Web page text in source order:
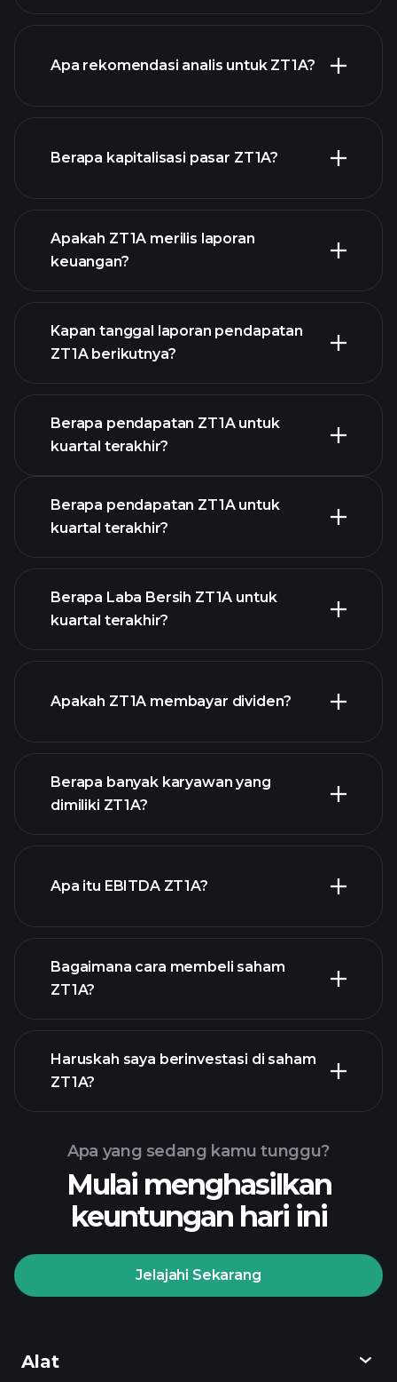
Apa rekomendasi analis untuk ZT1A?
Berapa kapitalisasi pasar ZT1A?
saham kami
Apakah ZT1A merilis laporan
keuangan?
keuangan ZT1A
Kapan tanggal laporan pendapatan
ZT1A berikutnya?
Berapa pendapatan ZT1A untuk
kuartal terakhir?
pendapatan ZT1A
Berapa pendapatan ZT1A untuk
kuartal terakhir?
keuangan
Berapa Laba Bersih ZT1A untuk
kuartal terakhir?
laporan keuangan
Apakah ZT1A membayar dividen?
Berapa banyak karyawan yang
dimiliki ZT1A?
Apa itu EBITDA ZT1A?
laporan keuangan ZT1A
Bagaimana cara membeli saham
ZT1A?
Turnamen
Playtrade
broker yang
Haruskah saya berinvestasi di saham
ZT1A?
Apa yang sedang kamu tunggu?
Mulai menghasilkan
keuntungan hari ini
Jelajahi Sekarang
Alat